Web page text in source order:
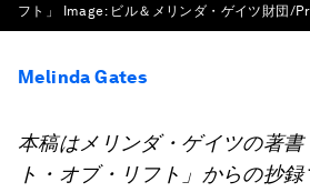
フト」
Image: ビル＆メリンダ・ゲイツ財団/
Melinda Gates
本稿はメリンダ・ゲイツの著
ト・オブ・リフト」からの抄